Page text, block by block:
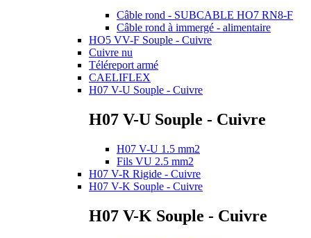
Câble rond - SUBCABLE HO7 RN8-F
Câble rond à immergé - alimentaire
HO5 VV-F Souple - Cuivre
Cuivre nu
Téléreport armé
CAELIFLEX
H07 V-U Souple - Cuivre
H07 V-U Souple - Cuivre
H07 V-U 1.5 mm2
Fils VU 2.5 mm2
H07 V-R Rigide - Cuivre
H07 V-K Souple - Cuivre
H07 V-K Souple - Cuivre